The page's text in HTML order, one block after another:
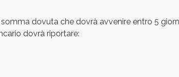
dovuta che dovrà avvenire entro 5
dovrà riportare: